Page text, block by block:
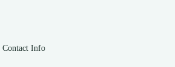
Contact Info